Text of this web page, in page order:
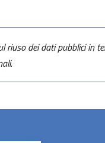
riuso dei dati pubblici in